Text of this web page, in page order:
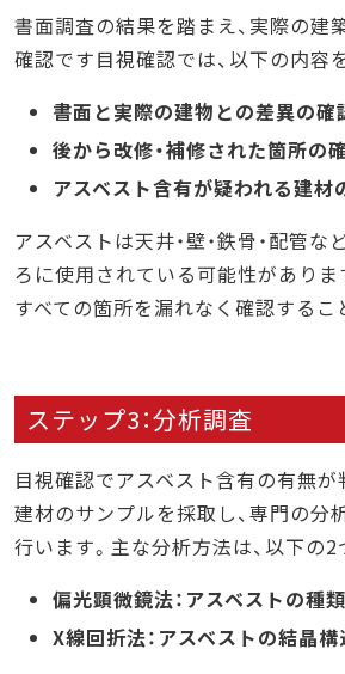
書面調査の結果を踏まえ、実際の建
確認です目視確認では、以下の内容
書面と実際の建物との差異の確
後から改修・補修された箇所の
アスベスト含有が疑われる建材
アスベストは天井・壁・鉄骨・配管な
ろに使用されている可能性がありま
すべての箇所を漏れなく確認するこ
ステップ3：分析調査
目視確認でアスベスト含有の有無が
建材のサンプルを採取し、専門の分
行います。主な分析方法は、以下の2
偏光顕微鏡法：アスベストの種
X線回折法：アスベストの結晶